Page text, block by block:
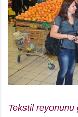
Tekstil reyonunu